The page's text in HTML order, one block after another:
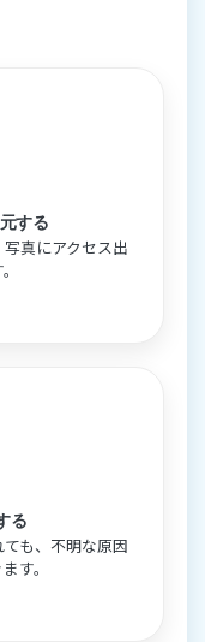
する
真にアクセス出
る
も、不明な原因
す。